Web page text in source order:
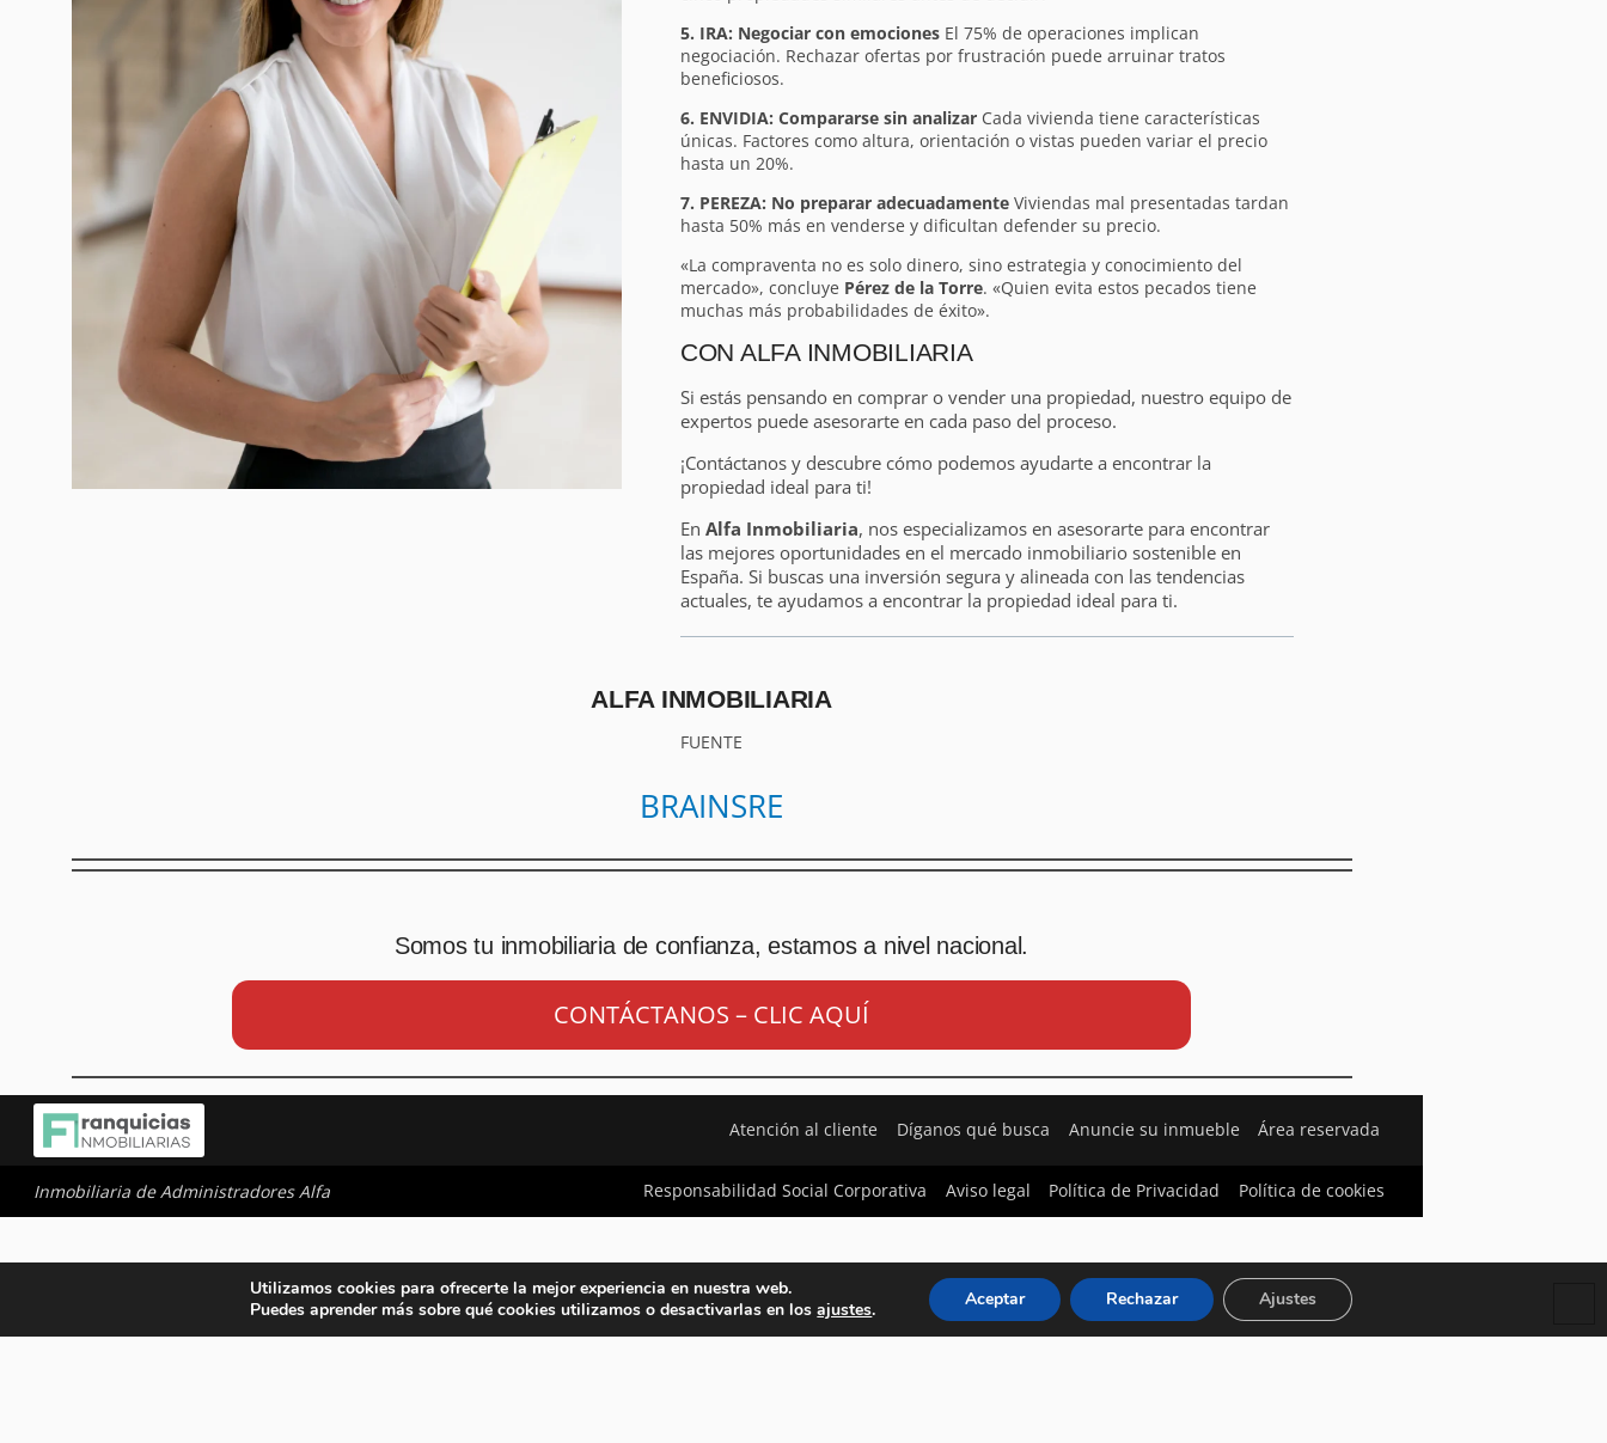
5. IRA: Negociar con emocionesEl 75% de operaciones implican
negociación. Rechazar ofertas por frustración puede arruinar tratos
beneficiosos.
6. ENVIDIA: Compararse sin analizarCada vivienda tiene características
únicas. Factores como altura, orientación o vistas pueden variar el precio
hasta un 20%.
7. PEREZA: No preparar adecuadamenteViviendas mal presentadas tardan
hasta 50% más en venderse y dificultan defender su precio.
«La compraventa no es solo dinero, sino estrategia y conocimiento del
mercado», concluye Pérez de la Torre. «Quien evita estos pecados tiene
muchas más probabilidades de éxito».
CON ALFA INMOBILIARIA
Si estás pensando en comprar o vender una propiedad, nuestro equipo de
expertos puede asesorarte en cada paso del proceso.
¡Contáctanos y descubre cómo podemos ayudarte a encontrar la
propiedad ideal para ti!
En Alfa Inmobiliaria, nos especializamos en asesorarte para encontrar
las mejores oportunidades en el mercado inmobiliario sostenible en
España. Si buscas una inversión segura y alineada con las tendencias
actuales, te ayudamos a encontrar la propiedad ideal para ti.
ALFA INMOBILIARIA
FUENTE
BRAINSRE
Somos tu inmobiliaria de confianza, estamos a nivel nacional.
CONTÁCTANOS – CLIC AQUÍ
Atención al cliente Díganos qué busca Anuncie su inmueble Área reservada
Inmobiliaria de Administradores Alfa Responsabilidad Social Corporativa Aviso legal Política de Privacidad Política de cookies
Utilizamos cookies para ofrecerte la mejor experiencia en nuestra web.
Puedes aprender más sobre qué cookies utilizamos o desactivarlas en losajustes. Aceptar Rechazar Ajustes